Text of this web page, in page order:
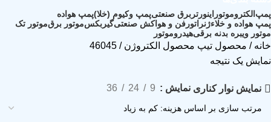
پمپ الکتروموتور اینورتر برق صنعتیپمپ وکیوم (خلا)پمپ هواده
پمپ هواده و خلاءژنراتور فن و هواکش صنعتیگیربکسموتور برقموتور تک
موتور ویبره بدنه برقیهیدروموتور
خانه محصول تیپ محصول الکتروژن 46045
نمایش یک نتیجه
نمایش نوار کناری نمایش 9
24
36